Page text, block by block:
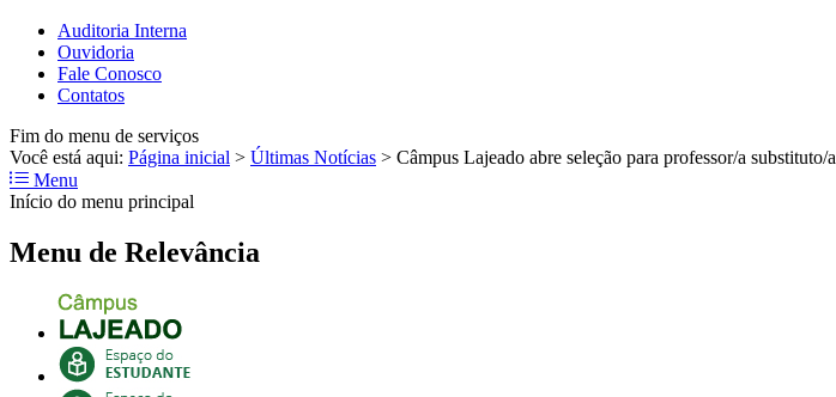
Auditoria Interna
Ouvidoria
Fale Conosco
Contatos
Fim do menu de serviços
Você está aqui: Página inicial > Últimas Notícias > Câmpus Lajeado abre seleção para professor/a substituto/a
Menu
Início do menu principal
Menu de Relevância